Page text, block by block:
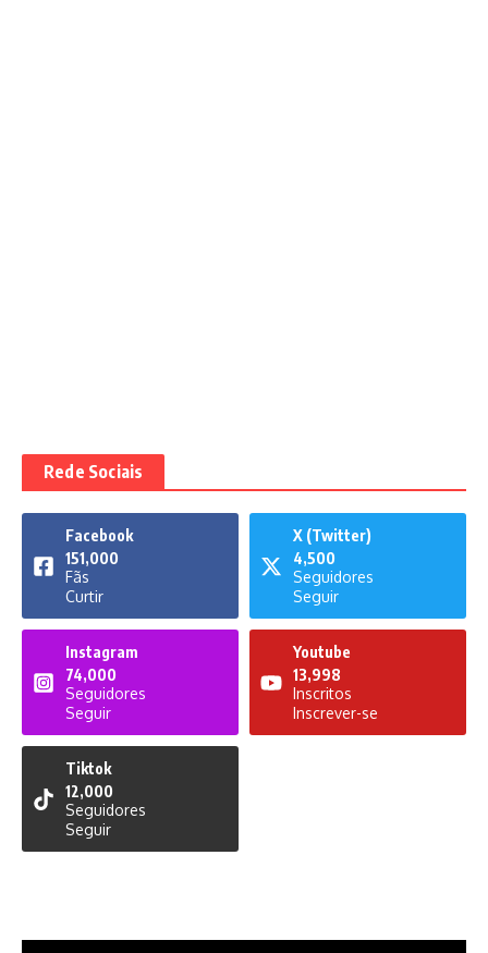
Rede Sociais
Facebook
151,000
Fãs
Curtir
X (Twitter)
4,500
Seguidores
Seguir
Instagram
74,000
Seguidores
Seguir
Youtube
13,998
Inscritos
Inscrever-se
Tiktok
12,000
Seguidores
Seguir